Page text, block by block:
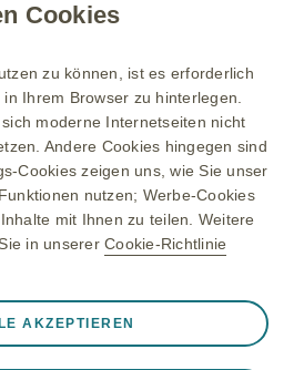
melden
Cookies
zu können, ist es erforderlich
Ihrem Browser zu hinterlegen.
moderne Internetseiten nicht
Andere Cookies hingegen sind
Cookies zeigen uns, wie Sie unser
nutzen; Werbe-Cookies
mit Ihnen zu teilen. Weitere
in unserer Cookie-Richtlinie
unbedingt erforderliche Cookies
❮
AKZEPTIEREN